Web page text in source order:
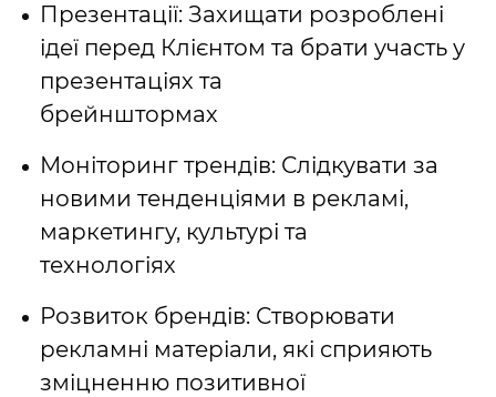
Презентації: Захищати розроблені
ідеї перед Клієнтом та брати участь у
презентаціях та
брейнштормах
Моніторинг трендів: Слідкувати за
новими тенденціями в рекламі,
маркетингу, культурі та
технологіях
Розвиток брендів: Створювати
рекламні матеріали, які сприяють
зміцненню позитивної